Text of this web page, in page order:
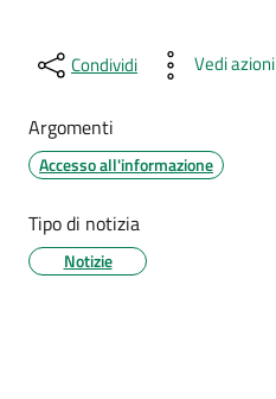
Condividi Vedi azioni
Argomenti
Accesso all'informazione
Tipo di notizia
Notizie